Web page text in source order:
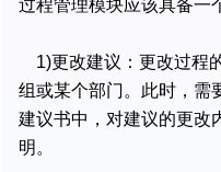
过程管理模块应该具备一
1)更改建议：更改过程
组或某个部门。此时，需
建议书中，对建议的更改
明。